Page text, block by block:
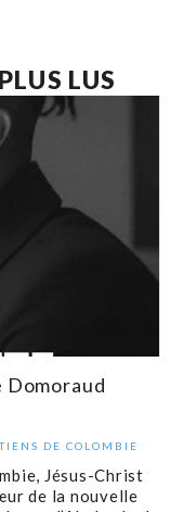
LUS
DE COLOMBIE
Jésus-Christ
de la nouvelle